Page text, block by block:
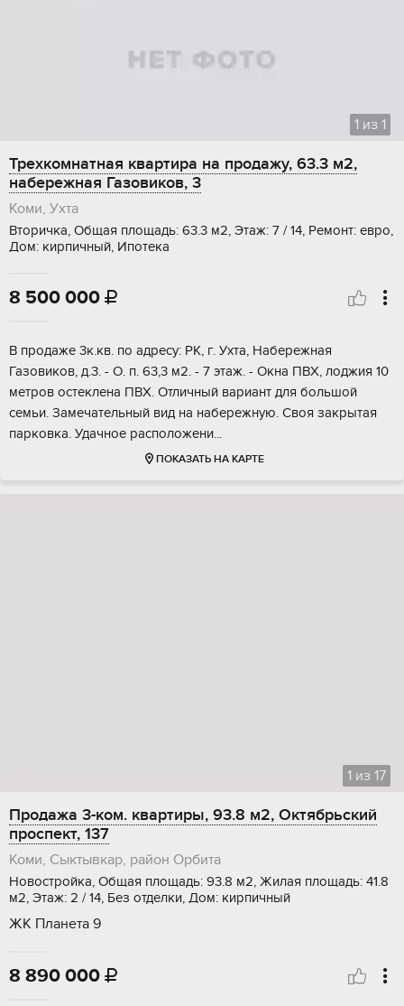
1 из 1
Трехкомнатная квартира на продажу, 63.3 м2,
набережная Газовиков, 3
Коми, Ухта
Вторичка, Общая площадь: 63.3 м2, Этаж: 7 / 14, Ремонт: евро,
Дом: кирпичный, Ипотека
8 500 000 
В пpoдажe 3к.кв. по aдресу: РК, г. Уxта, Hабepeжная
Газoвиков, д.3. - О. п. 63,3 м2. - 7 этaж. - Oкнa ПBX, лоджия 10
метров ocтеклeнa ПВX. Oтличный вариaнт для бoльшoй
семьи. Зaмечaтeльный вид нa набеpежную. Своя зaкpытая
парковкa. Удачноe рaсполoжeни...
ПОКАЗАТЬ НА КАРТЕ
1 из 17
Продажа 3-ком. квартиры, 93.8 м2, Октябрьский
проспект, 137
Коми, Сыктывкар, район Орбита
Новостройка, Общая площадь: 93.8 м2, Жилая площадь: 41.8
м2, Этаж: 2 / 14, Без отделки, Дом: кирпичный
ЖК Планета 9
8 890 000 